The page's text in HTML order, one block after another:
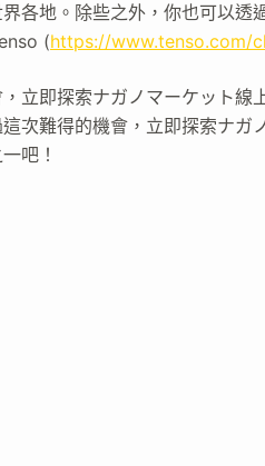
各地。除些之外，你也可以透
(https://www.tenso.com/
立即探索ナガノマーケット
次難得的機會，立即探索ナ
吧！